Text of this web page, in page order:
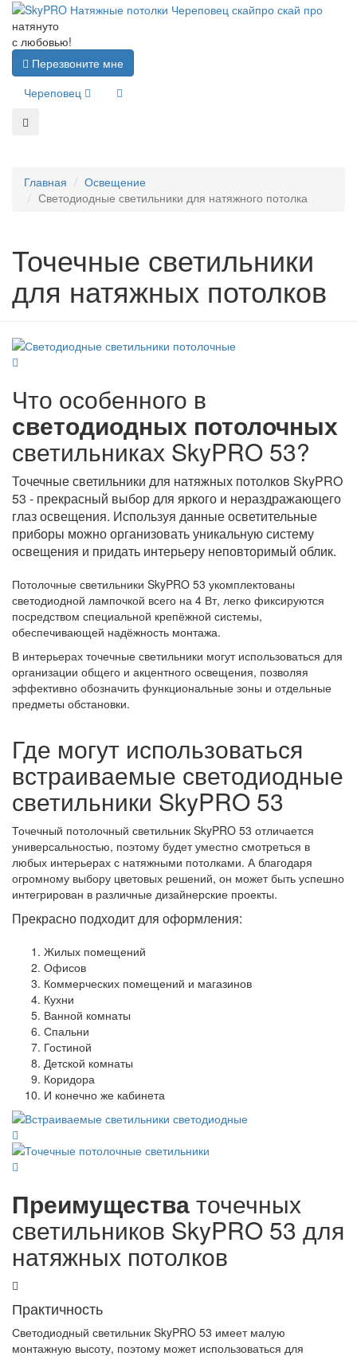
натянуто
с любовью!
Перезвоните мне
Череповец
Главная
Освещение
Светодиодные светильники для натяжного потолка
Точечные светильники
для натяжных потолков
Что особенного в
светодиодных потолочных
светильниках SkyPRO 53?
Точечные светильники для натяжных потолков SkyPRO
53 - прекрасный выбор для яркого и нераздражающего
глаз освещения. Используя данные осветительные
приборы можно организовать уникальную систему
освещения и придать интерьеру неповторимый облик.
Потолочные светильники SkyPRO 53 укомплектованы
светодиодной лампочкой всего на 4 Вт, легко фиксируются
посредством специальной крепёжной системы,
обеспечивающей надёжность монтажа.
В интерьерах точечные светильники могут использоваться для
организации общего и акцентного освещения, позволяя
эффективно обозначить функциональные зоны и отдельные
предметы обстановки.
Где могут использоваться
встраиваемые светодиодные
светильники SkyPRO 53
Точечный потолочный светильник SkyPRO 53 отличается
универсальностью, поэтому будет уместно смотреться в
любых интерьерах с натяжными потолками. А благодаря
огромному выбору цветовых решений, он может быть успешно
интегрирован в различные дизайнерские проекты.
Прекрасно подходит для оформления:
Жилых помещений
Офисов
Коммерческих помещений и магазинов
Кухни
Ванной комнаты
Спальни
Гостиной
Детской комнаты
Коридора
И конечно же кабинета
Преимуществаточечных
светильников SkyPRO 53 для
натяжных потолков
Практичность
Светодиодный светильник SkyPRO 53 имеет малую
монтажную высоту, поэтому может использоваться для